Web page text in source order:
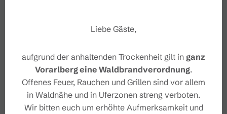
Liebe Gäste,
aufgrund der anhaltenden Trockenheit gilt in ganz
Vorarlberg eine Waldbrandverordnung.
Offenes Feuer, Rauchen und Grillen sind vor allem
in Waldnähe und in Uferzonen streng verboten.
Wir bitten euch um erhöhte Aufmerksamkeit und